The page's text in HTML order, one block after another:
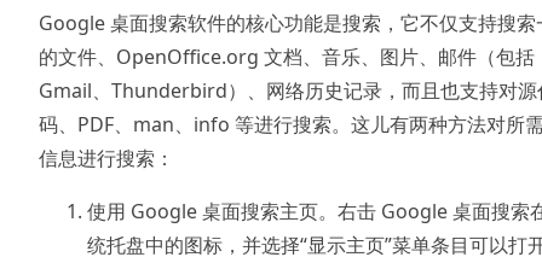
Google 桌面搜索软件的核心功能是搜索，它不仅支持搜索
的文件、OpenOffice.org 文档、音乐、图片、邮件（包括
Gmail、Thunderbird）、网络历史记录，而且也支持对源
码、PDF、man、info 等进行搜索。这儿有两种方法对所
信息进行搜索：
使用 Google 桌面搜索主页。右击 Google 桌面搜索
统托盘中的图标，并选择“显示主页”菜单条目可以打